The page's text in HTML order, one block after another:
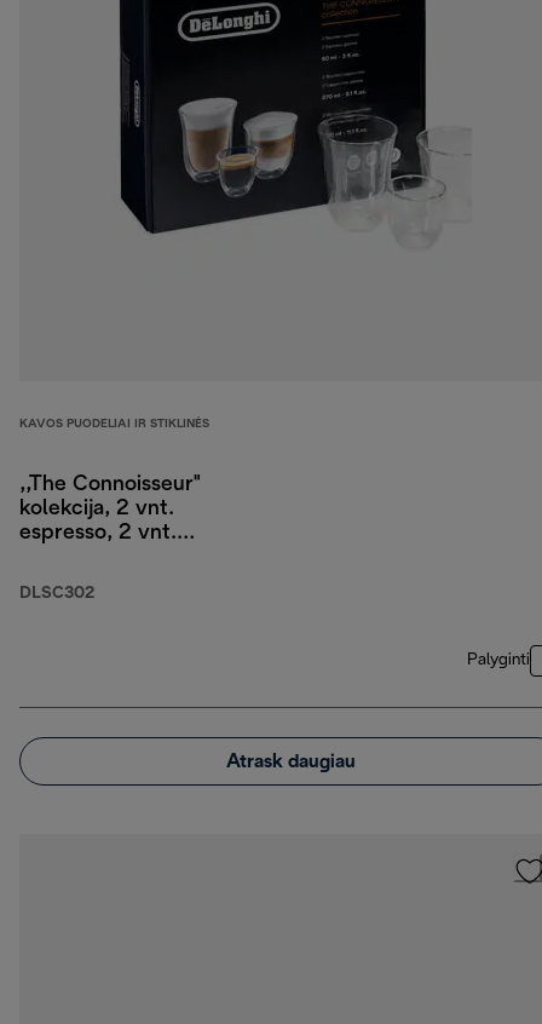
KAVOS PUODELIAI IR STIKLINĖS
,,The Connoisseur"
kolekcija, 2 vnt.
espresso, 2 vnt.
lattemacchiato
DLSC302
Palyginti
Atrask daugiau